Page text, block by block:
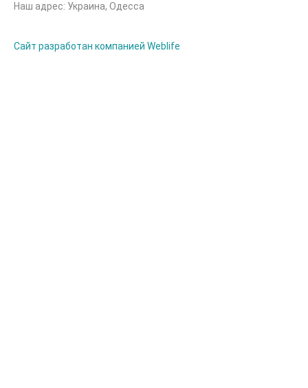
Наш адрес: Украина, Одесса
Сайт разработан компанией Weblife